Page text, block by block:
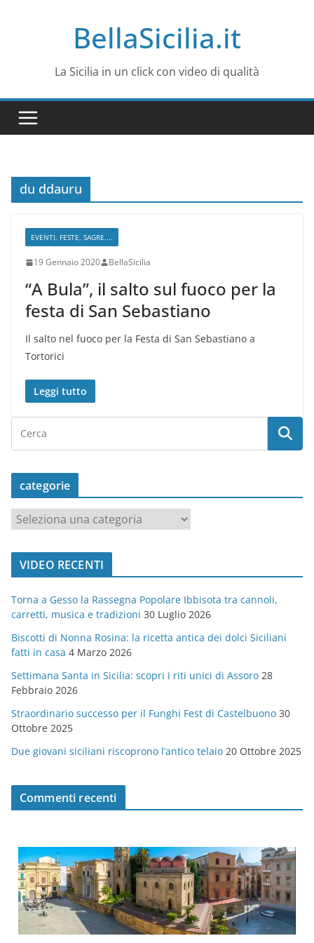
BellaSicilia.it
La Sicilia in un click con video di qualità
du ddauru
EVENTI, FESTE, SAGRE....
19 Gennaio 2020 BellaSicilia
“A Bula”, il salto sul fuoco per la
festa di San Sebastiano
Il salto nel fuoco per la Festa di San Sebastiano a
Tortorici
Leggi tutto
categorie
a
t
o
r
i
e
VIDEO RECENTI
Torna a Gesso la Rassegna Popolare Ibbisota tra cannoli,
carretti, musica e tradizioni 30 Luglio 2026
Biscotti di Nonna Rosina: la ricetta antica dei dolci Siciliani
fatti in casa 4 Marzo 2026
Settimana Santa in Sicilia: scopri i riti unici di Assoro 28
Febbraio 2026
Straordinario successo per il Funghi Fest di Castelbuono 30
Ottobre 2025
Due giovani siciliani riscoprono l’antico telaio 20 Ottobre 2025
Commenti recenti